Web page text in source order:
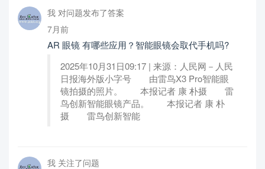
我 对问题发布了答案
7月前
AR 眼镜 有哪些应用？智能眼镜会取代手机吗?
2025年10月31日09:17 | 来源：人民网－人民
日报海外版小字号 由雷鸟X3 Pro智能眼
镜拍摄的照片。 本报记者 康 朴摄 雷
鸟创新智能眼镜产品。 本报记者 康 朴
摄 雷鸟创新智能
我 关注了问题